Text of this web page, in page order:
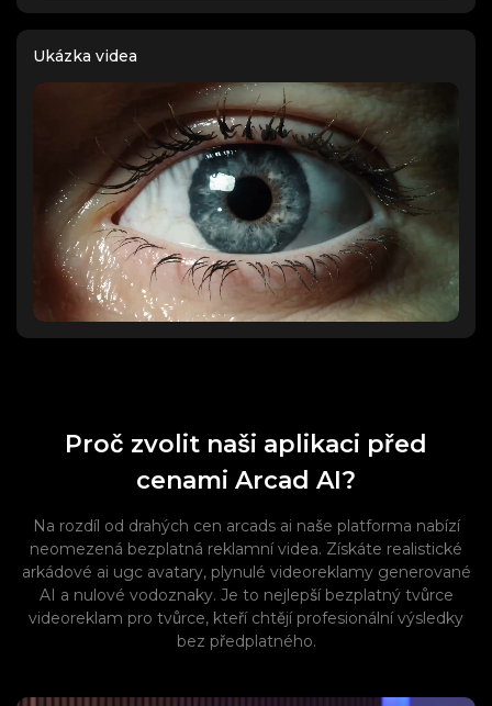
záběr, rozmazání pohybu při zoomu, plynulé prolínání.
Ukázka videa
Proč zvolit naši aplikaci před
cenami Arcad AI?
Na rozdíl od drahých cen arcads ai naše platforma nabízí
neomezená bezplatná reklamní videa. Získáte realistické
arkádové ai ugc avatary, plynulé videoreklamy generované
AI a nulové vodoznaky. Je to nejlepší bezplatný tvůrce
videoreklam pro tvůrce, kteří chtějí profesionální výsledky
bez předplatného.